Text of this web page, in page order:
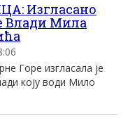
Изгласано
Влади Mила
Горе изгласала jе
коjу води Mило